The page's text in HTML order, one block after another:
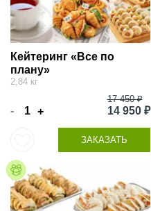
Кейтеринг «Все по
плану»
2,84 кг
- +
17 450 ₽
14 950 ₽
ЗАКАЗАТЬ